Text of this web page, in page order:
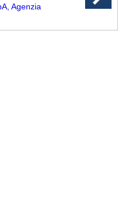
Agenzia